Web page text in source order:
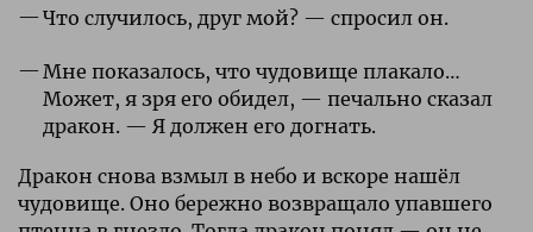
Что случилось, друг мой? — спросил он.
Мне показалось, что чудовище плакало…
Может, я зря его обидел, — печально сказал
дракон. — Я должен его догнать.
Дракон снова взмыл в небо и вскоре нашёл
чудовище. Оно бережно возвращало упавшего